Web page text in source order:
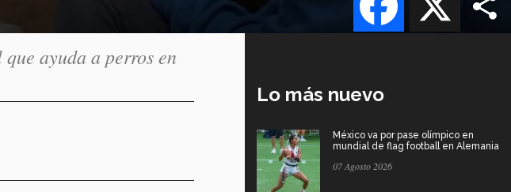
ayuda a perros en
Lo más nuevo
México va por pase olímpico en
mundial de flag football en Alemania
07 Agosto 2026